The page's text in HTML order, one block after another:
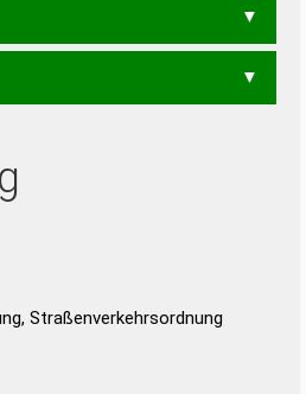
Straßenverkehrsordnung